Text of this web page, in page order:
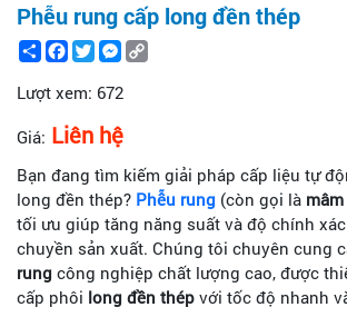
Phễu rung cấp long đền thép
ShareFacebook
TwitterMessenger
Lượt xem: 672
Giá: Liên hệ
Bạn đang tìm kiếm giải pháp cấp liệu tự
long đền thép? Phễu rung (còn gọi là
tối ưu giúp tăng năng suất và độ chính
chuyền sản xuất. Chúng tôi chuyên cung
rung công nghiệp chất lượng cao, được
cấp phôi long đền thép với tốc độ nhanh